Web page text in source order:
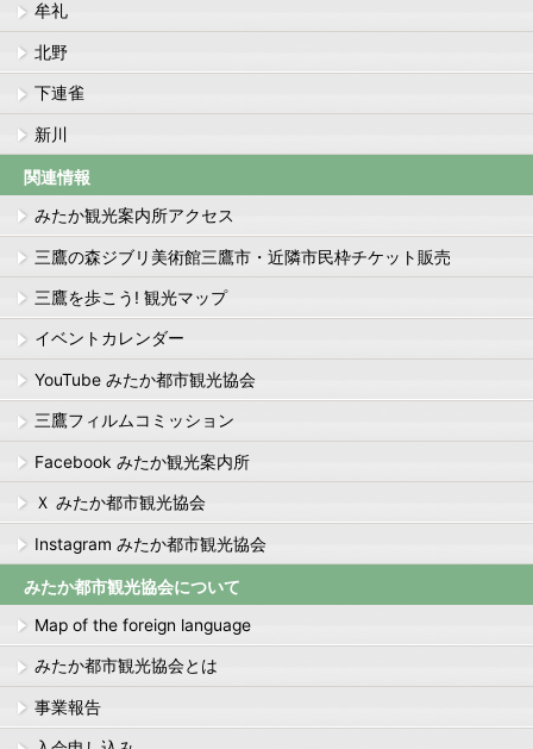
牟礼
北野
下連雀
新川
関連情報
みたか観光案内所アクセス
三鷹の森ジブリ美術館三鷹市・近隣市民枠チケット販売
三鷹を歩こう! 観光マップ
イベントカレンダー
YouTube みたか都市観光協会
三鷹フィルムコミッション
Facebook みたか観光案内所
Ｘ みたか都市観光協会
Instagram みたか都市観光協会
みたか都市観光協会について
Map of the foreign language
みたか都市観光協会とは
事業報告